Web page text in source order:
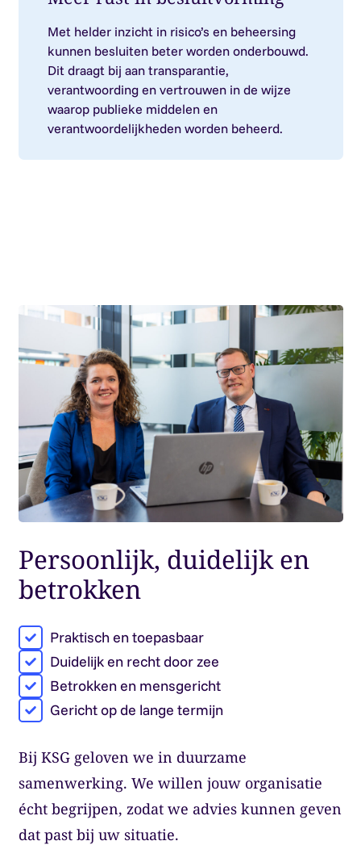
Met helder inzicht in risico’s en beheersing
kunnen besluiten beter worden onderbouwd.
Dit draagt bij aan transparantie,
verantwoording en vertrouwen in de wijze
waarop publieke middelen en
verantwoordelijkheden worden beheerd.
Persoonlijk, duidelijk en
betrokken
Praktisch en toepasbaar
Duidelijk en recht door zee
Betrokken en mensgericht
Gericht op de lange termijn
Bij KSG geloven we in duurzame
samenwerking. We willen jouw organisatie
écht begrijpen, zodat we advies kunnen geven
dat past bij uw situatie.